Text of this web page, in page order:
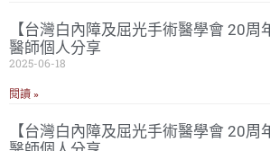
【台灣白內障及屈光手術醫學會 20周
醫師個人分享
2025-06-18
閱讀 »
【台灣白內障及屈光手術醫學會 20周